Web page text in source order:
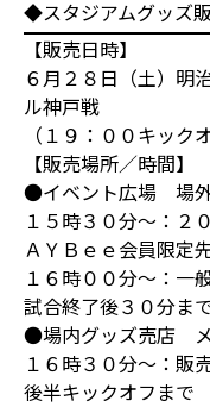
◆スタジアムグッズ
【販売日時】
６月２８日（土）明
ル神戸戦
（１９：００キック
【販売場所／時間】
●イベント広場 場
１５時３０分～：２
ＡＹＢｅｅ会員限定
１６時００分～：一
試合終了後３０分ま
●場内グッズ売店 メ
１６時３０分～：販
後半キックオフまで